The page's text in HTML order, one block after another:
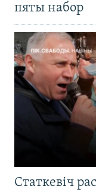
пяты набор
Статкевіч